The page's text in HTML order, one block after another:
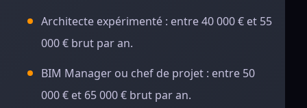
Architecte expérimenté : entre 40 000 € et 55
000 € brut par an.
BIM Manager ou chef de projet : entre 50
000 € et 65 000 € brut par an.